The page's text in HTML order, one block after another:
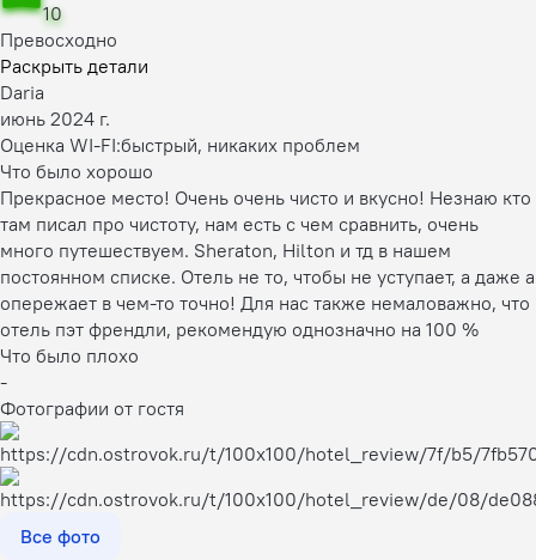
10
Превосходно
Раскрыть детали
Daria
июнь 2024 г.
Оценка WI-FI:быстрый, никаких проблем
Что было хорошо
Прекрасное место! Очень очень чисто и вкусно! Незнаю кто
там писал про чистоту, нам есть с чем сравнить, очень
много путешествуем. Sheraton, Hilton и тд в нашем
постоянном списке. Отель не то, чтобы не уступает, а даже а
опережает в чем-то точно! Для нас также немаловажно, что
отель пэт френдли, рекомендую однозначно на 100 %
Что было плохо
-
Фотографии от гостя
Все фото